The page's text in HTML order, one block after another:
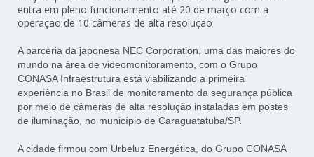
entra em pleno funcionamento até 20 de março com a
operação de 10 câmeras de alta resolução
A parceria da japonesa NEC Corporation, uma das maiores do
mundo na área de videomonitoramento, com o Grupo
CONASA Infraestrutura está viabilizando a primeira
experiência no Brasil de monitoramento da segurança pública
por meio de câmeras de alta resolução instaladas em postes
de iluminação, no município de Caraguatatuba/SP.
A cidade firmou com Urbeluz Energética, do Grupo CONASA